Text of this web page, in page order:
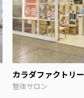
カラダファクトリー
整体サロン